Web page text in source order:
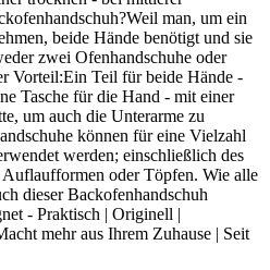
man, um ein
beide Hände benötigt und sie
zwei Ofenhandschuhe oder
Vorteil:Ein Teil für beide Hände -
Tasche für die Hand - mit einer
um auch die Unterarme zu
können für eine Vielzahl
werden; einschließlich des
oder Töpfen. Wie alle
dieser Backofenhandschuh
- Praktisch | Originell |
mehr aus Ihrem Zuhause | Seit